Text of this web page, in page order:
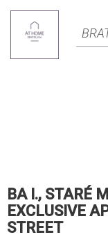
BA I., STARÉ
EXCLUSIVE
STREET